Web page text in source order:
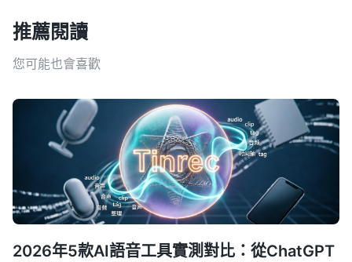
推薦閱讀
您可能也會喜歡
2026年5款AI語音工具實測對比：從ChatGPT